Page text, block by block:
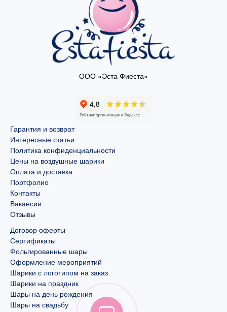
ООО «Эста Фиеста»
Гарантия и возврат
Интересные статьи
Политика конфиденциальности
Цены на воздушные шарики
Оплата и доставка
Портфолио
Контакты
Вакансии
Отзывы
Договор оферты
Сертификаты
Фольгированные шары
Оформление мероприятий
Шарики с логотипом на заказ
Шарики на праздник
Шары на день рождения
Шары на свадьбу